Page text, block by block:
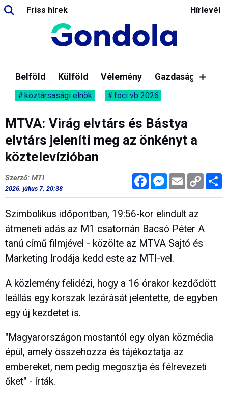
Friss hírek Hírlevél
Belföld Külföld Vélemény Gazdaság
köztársasági elnök foci vb 2026
MTVA: Virág elvtárs és Bástya
elvtárs jeleníti meg az önkényt a
köztelevízióban
FacebookMessenger
Email Copy
Link
Szerző: MTI
2026. július 7. 20:38
Szimbolikus időpontban, 19:56-kor elindult az
átmeneti adás az M1 csatornán Bacsó Péter A
tanú című filmjével - közölte az MTVA Sajtó és
Marketing Irodája kedd este az MTI-vel.
A közlemény felidézi, hogy a 16 órakor kezdődött
leállás egy korszak lezárását jelentette, de egyben
egy új kezdetet is.
"Magyarországon mostantól egy olyan közmédia
épül, amely összehozza és tájékoztatja az
embereket, nem pedig megosztja és félrevezeti
őket" - írták.